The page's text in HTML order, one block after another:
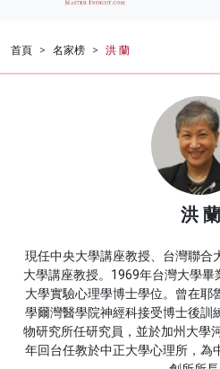
財經
生活
名家榜
灼見活動
關於我們
首頁 名家榜 洪 蘭
洪 蘭
現任中央大學講座教授、台灣聯合
大學講座教授。1969年台灣大學畢
大學實驗心理學博士學位。曾在耶
學爾灣醫學院神經科接受博士後訓
物研究所任研究員，並於加州大學
年回台任教於中正大學心理所，為